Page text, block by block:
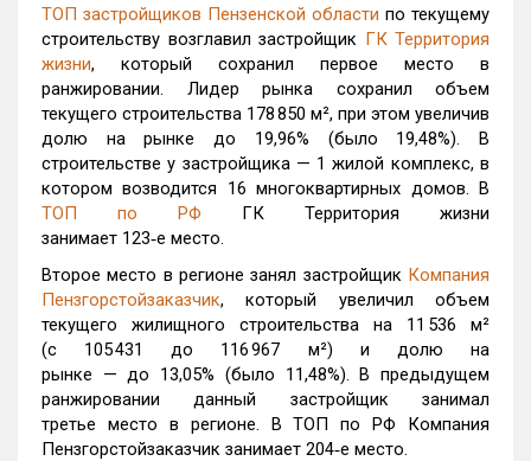
ТОП застройщиков Пензенской области по текущему
строительству возглавил застройщик ГК Территория
жизни, который сохранил первое место в
ранжировании. Лидер рынка сохранил объем
текущего строительства 178 850 м², при этом увеличив
долю на рынке до 19,96% (было 19,48%). В
строительстве у застройщика — 1 жилой комплекс, в
котором возводится 16 многоквартирных домов. В
ТОП по РФ ГК Территория жизни
занимает 123‑е место.
Второе место в регионе занял застройщик Компания
Пензгорстойзаказчик, который увеличил объем
текущего жилищного строительства на 11 536 м²
(с 105 431 до 116 967 м²) и долю на
рынке — до 13,05% (было 11,48%). В предыдущем
ранжировании данный застройщик занимал
третье место в регионе. В ТОП по РФ Компания
Пензгорстойзаказчик занимает 204‑е место.